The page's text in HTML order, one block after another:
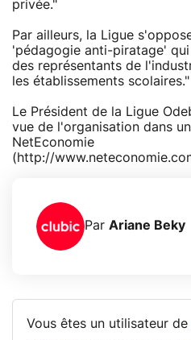
privée."
Par ailleurs, la Ligue
'pédagogie anti-piratage'
des représentants de
les établissements scolaires."
Le Président de la Ligue
vue de l'organisation dans
NetEconomie
(http://
Par Ariane Beky
Vous êtes un utilisateur de